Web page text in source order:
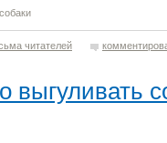
собаки
читателей
выгуливать